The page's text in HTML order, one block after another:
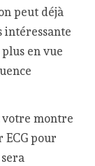
peut déjà
intéressante
en vue
votre montre
ECG pour